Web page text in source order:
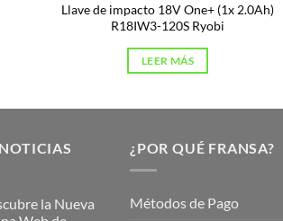
Llave de impacto 18V One+ (1x 2.0Ah)
R18IW3-120S Ryobi
LEER MÁS
la Nueva
¿POR QUÉ FRANSA?
Métodos de Pago